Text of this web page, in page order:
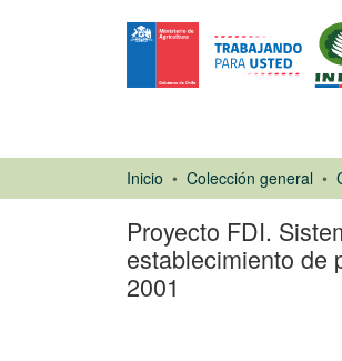
Inicio Colección general
Proyecto FDI.
establecimiento de
2001